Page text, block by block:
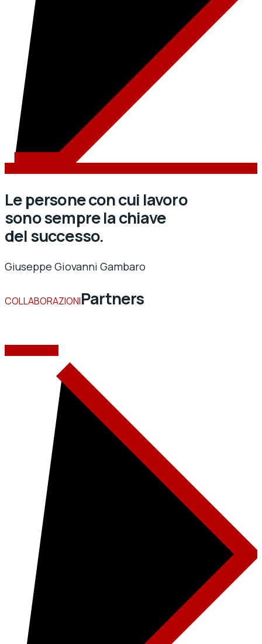
Le persone con cui lavoro
sono sempre la chiave
del successo.
Giuseppe Giovanni Gambaro
COLLABORAZIONIPartners